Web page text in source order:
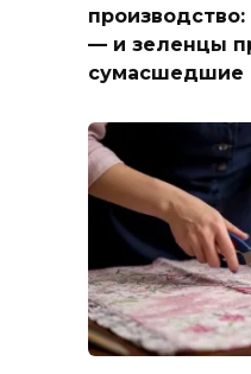
— и зеленцы
сумасшедшие